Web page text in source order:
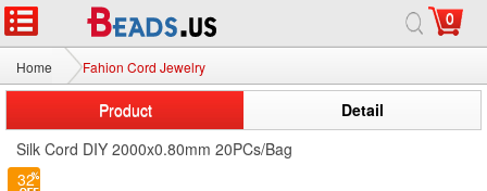
0
Home Fahion Cord Jewelry
Product
Detail
Silk Cord DIY 2000x0.80mm 20PCs/Bag
32